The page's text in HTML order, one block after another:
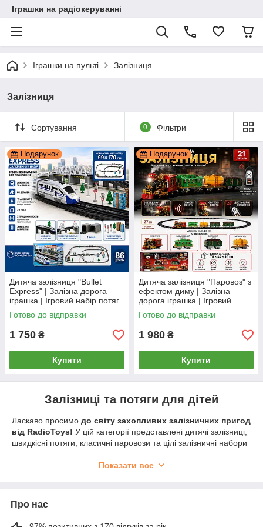
Іграшки на радіокеруванні
Іграшки на пульті Залізниця
Залізниця
Сортування 0 Фільтри
Подарунок
Дитяча залізниця "Bullet
Express" | Залізна дорога
іграшка | Ігровий набір потяг
Готово до відправки
1 750 ₴
Купити
Подарунок
Дитяча залізниця "Паровоз" з
ефектом диму | Залізна
дорога іграшка | Ігровий
набір потяг
Готово до відправки
1 980 ₴
Купити
Залізниці та потяги для дітей
Ласкаво просимо до світу захопливих залізничних пригод
від RadioToys! У цій категорії представлені дитячі залізниці,
швидкісні потяги, класичні паровози та цілі залізничні набори
асортименті ви знайдете як моделі з дистанційним
Багато наборів оснащені світловими та звуковими ефектами,
Показати все
Про нас